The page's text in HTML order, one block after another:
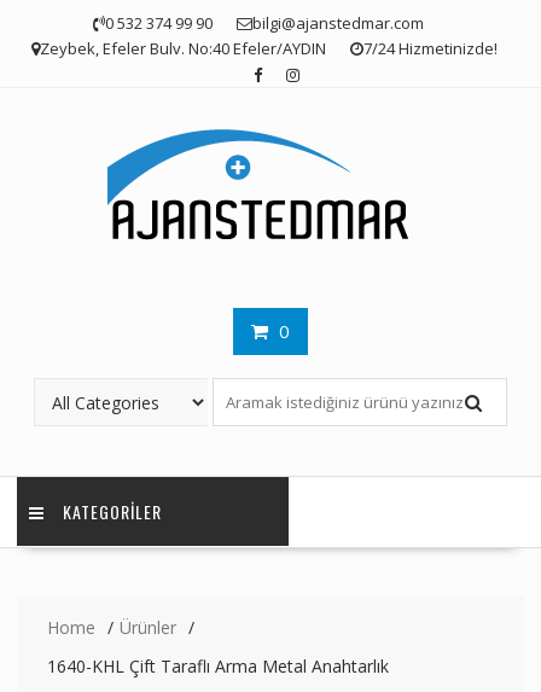
0 532 374 99 90
bilgi@ajanstedmar.com
Zeybek, Efeler Bulv. No:40 Efeler/AYDIN
7/24 Hizmetinizde!
0
KATEGORILER
Home
Ürünler
1640-KHL Çift Taraflı Arma Metal Anahtarlık